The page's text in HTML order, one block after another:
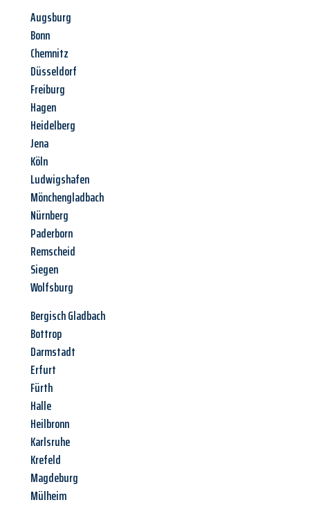
Augsburg
Bonn
Chemnitz
Düsseldorf
Freiburg
Hagen
Heidelberg
Jena
Köln
Ludwigshafen
Mönchengladbach
Nürnberg
Paderborn
Remscheid
Siegen
Wolfsburg
Bergisch Gladbach
Bottrop
Darmstadt
Erfurt
Fürth
Halle
Heilbronn
Karlsruhe
Krefeld
Magdeburg
Mülheim